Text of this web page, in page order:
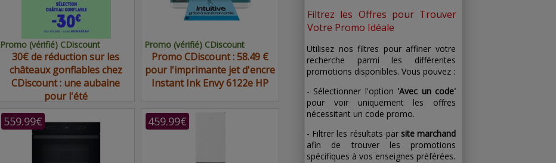
Promo (vérifié) CDiscount
30€ de réduction sur les
châteaux gonflables chez
CDiscount : une aubaine
pour l'été
Promo (vérifié) CDiscount
Promo CDiscount : 58.49 €
pour l'imprimante jet d'encre
Instant Ink Envy 6122e HP
559.99€ 459.99€
Filtrez les Offres pour Trouver
Votre Promo Idéale
Utilisez nos filtres pour affiner votre
recherche parmi les différentes
promotions disponibles. Vous pouvez :
- Sélectionner l'option 'Avec un code'
pour voir uniquement les offres
nécessitant un code promo.
- Filtrer les résultats par site marchand
afin de trouver les promotions
spécifiques à vos enseignes préférées.